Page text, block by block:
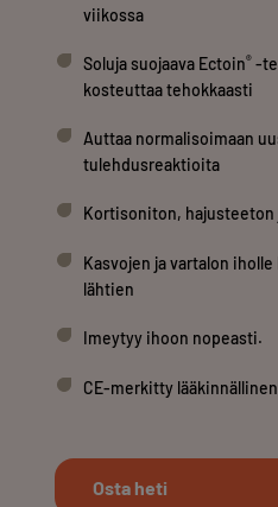
viikossa
Soluja suojaava Ectoin® -
kosteuttaa tehokkaasti
Auttaa normalisoimaan
tulehdusreaktioita
Kortisoniton, hajusteeton
Kasvojen ja vartalon
lähtien
Imeytyy ihoon nopeasti.
CE-merkitty
Osta heti